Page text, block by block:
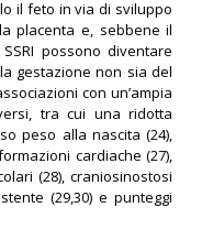
il feto in via di sviluppo
placenta e, sebbene il
possono diventare
gestazione non sia del
con un’ampia
tra cui una ridotta
peso alla nascita (24),
cardiache (27),
(28), craniosinostosi
(29,30) e punteggi